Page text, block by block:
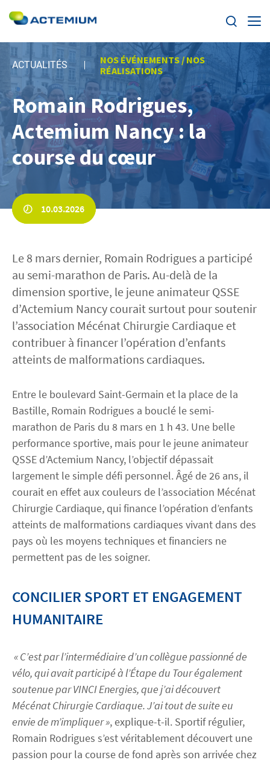
Enjeux
Segments
Offres
Actualités
Trouvez votre Actemium
Actemium dans le monde
Découvrez Actemium
Rejoignez nos équipes
linkedinyoutube
Rechercher :
ACTUALITÉS
NOS ÉVÉNEMENTS / NOS
RÉALISATIONS
Romain Rodrigues,
Actemium Nancy : la
course du cœur
10.03.2026
Le 8 mars dernier, Romain Rodrigues a participé
au semi-marathon de Paris. Au-delà de la
dimension sportive, le jeune animateur QSSE
d’Actemium Nancy courait surtout pour soutenir
l’association Mécénat Chirurgie Cardiaque et
contribuer à financer l’opération d’enfants
atteints de malformations cardiaques.
Entre le boulevard Saint-Germain et la place de la
Bastille, Romain Rodrigues a bouclé le semi-
marathon de Paris du 8 mars en 1 h 43. Une belle
performance sportive, mais pour le jeune animateur
QSSE d’Actemium Nancy, l’objectif dépassait
largement le simple défi personnel. Âgé de 26 ans, il
courait en effet aux couleurs de l’association Mécénat
Chirurgie Cardiaque, qui finance l’opération d’enfants
atteints de malformations cardiaques vivant dans des
pays où les moyens techniques et financiers ne
permettent pas de les soigner.
CONCILIER SPORT ET ENGAGEMENT
HUMANITAIRE
« C’est par l’intermédiaire d’un collègue passionné de
vélo, qui avait participé à l’Étape du Tour également
soutenue par VINCI Energies, que j’ai découvert
Mécénat Chirurgie Cardiaque. J’ai tout de suite eu
envie de m’impliquer », explique-t-il. Sportif régulier,
Romain Rodrigues s’est véritablement découvert une
passion pour la course de fond après son arrivée chez